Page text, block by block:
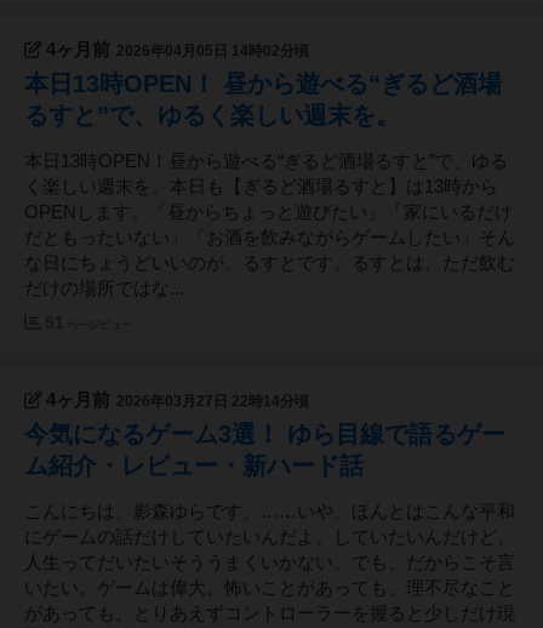
4ヶ月前 2026年04月05日 14時02分頃
本日13時OPEN！ 昼から遊べる“ぎるど酒場
るすと”で、ゆるく楽しい週末を。
本日13時OPEN！昼から遊べる“ぎるど酒場るすと”で、ゆる
く楽しい週末を。本日も【ぎるど酒場るすと】は13時から
OPENします。「昼からちょっと遊びたい」「家にいるだけ
だともったいない」「お酒を飲みながらゲームしたい」そん
な日にちょうどいいのが、るすとです。るすとは、ただ飲む
だけの場所ではな...
4ヶ月前 2026年03月27日 22時14分頃
今気になるゲーム3選！ ゆら目線で語るゲー
ム紹介・レビュー・新ハード話
こんにちは。影森ゆらです。……いや、ほんとはこんな平和
にゲームの話だけしていたいんだよ。していたいんだけど、
人生ってだいたいそううまくいかない。でも、だからこそ言
いたい。ゲームは偉大。怖いことがあっても、理不尽なこと
があっても、とりあえずコントローラーを握ると少しだけ現